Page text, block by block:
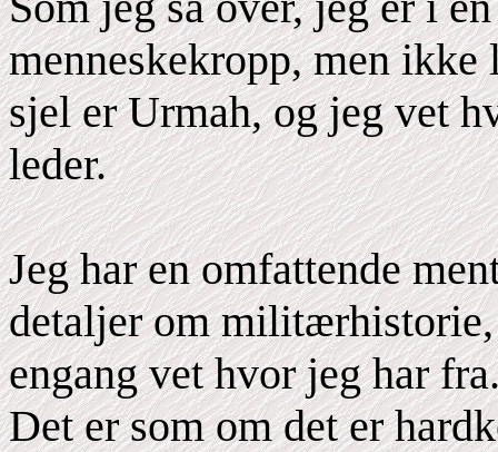
menneskekropp, men
sjel er Urmah, og jeg vet
leder.
Jeg har en omfattende
detaljer om
engang vet hvor jeg har
Det er som om det er